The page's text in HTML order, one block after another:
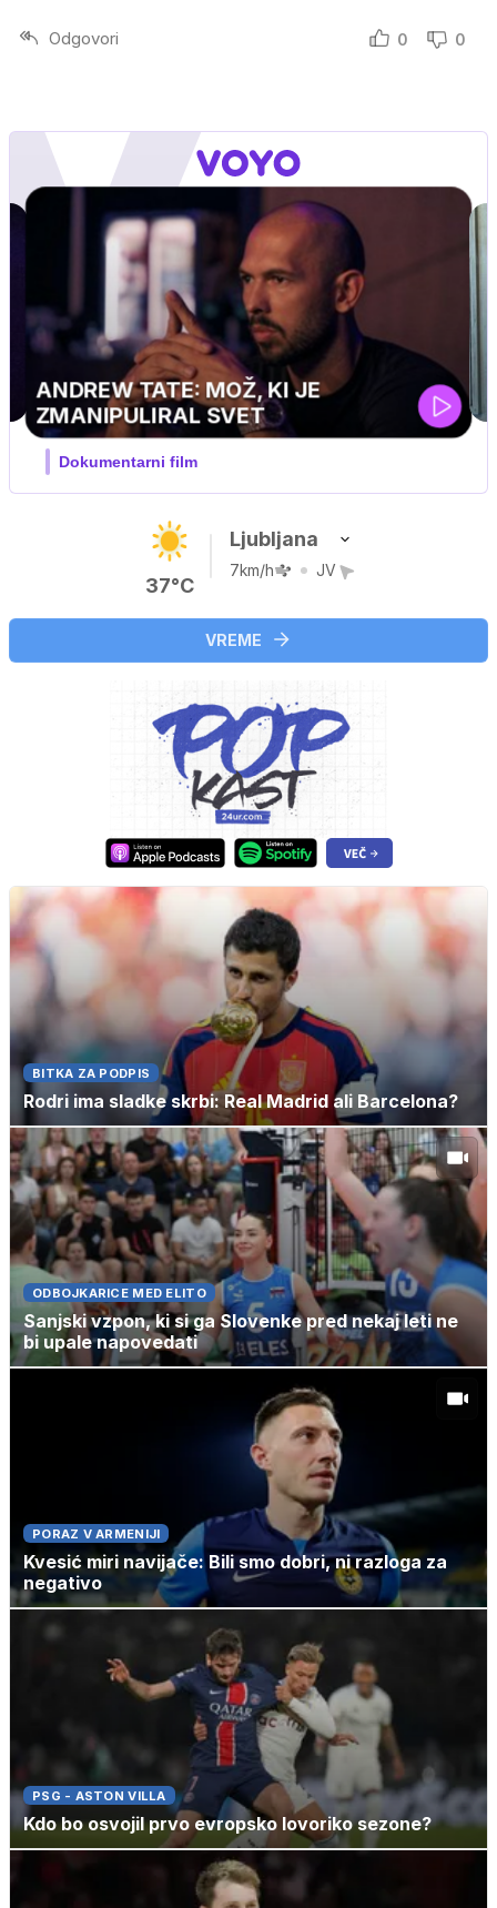
Odgovori 0 0
37°C
Ljubljana
7km/h JV
VREME
BITKA ZA PODPIS
Rodri ima sladke skrbi: Real Madrid ali Barcelona?
ODBOJKARICE MED ELITO
Sanjski vzpon, ki si ga Slovenke pred nekaj leti ne
bi upale napovedati
PORAZ V ARMENIJI
Kvesić miri navijače: Bili smo dobri, ni razloga za
negativo
PSG - ASTON VILLA
Kdo bo osvojil prvo evropsko lovoriko sezone?